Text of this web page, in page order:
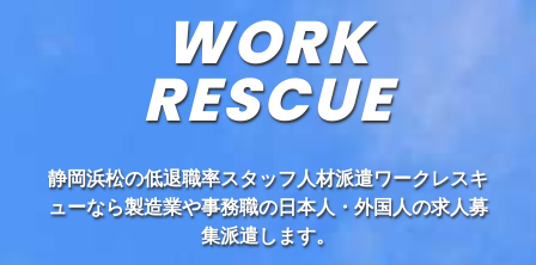
WORK
RESCUE
静岡浜松の低退職率スタッフ人材派遣ワークレスキ
ューなら製造業や事務職の日本人・外国人の求人募
集派遣します。